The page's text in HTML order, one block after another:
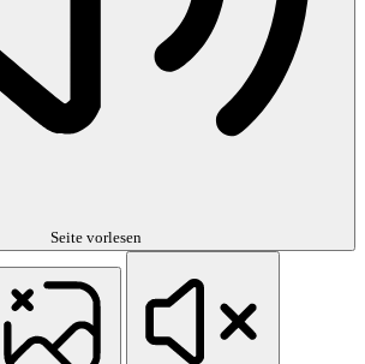
Seite vorlesen